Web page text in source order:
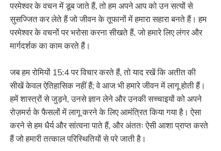
परमेश्वर के वचन में डूब जाते हैं, तो हम अपने आप को उन सत्यों से
सुसज्जित कर लेते हैं जो जीवन के तूफानों में हमारा सहारा बनते हैं। हम
परमेश्वर के वचनों पर भरोसा करना सीखते हैं, जो हमारे लिए लंगर और
मार्गदर्शक का काम करते हैं।
जब हम रोमियों 15:4 पर विचार करते हैं, तो याद रखें कि अतीत की
सीखें केवल ऐतिहासिक नहीं हैं; वे आज भी हमारे जीवन में लागू होती हैं।
हमें शास्त्रों से जुड़ने, उनसे ज्ञान लेने और उनकी सच्चाइयों को अपने
रोज़मर्रा के फैसलों में लागू करने के लिए आमंत्रित किया गया है। ऐसा
करने से हम धैर्य और सांत्वना पाते हैं, और अंततः ऐसी आशा प्राप्त करते
हैं जो हमारी तत्काल परिस्थितियों से परे जाती है।